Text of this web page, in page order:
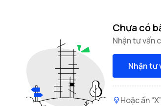
Chưa có
Nhận tư vấn
Nhận tư
Hoặc ấn